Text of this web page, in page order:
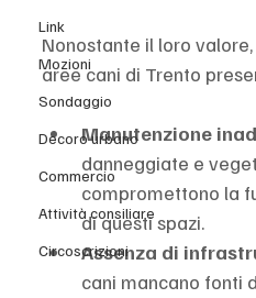
Link
Mozioni
Sondaggio
Decoro urbano
Commercio
Attività consiliare
Circoscrizioni
Nonostante il loro
aree cani di Trento
Manutenzione
danneggiate e
compromettono la
di questi spazi.
Assenza di
cani mancano fonti